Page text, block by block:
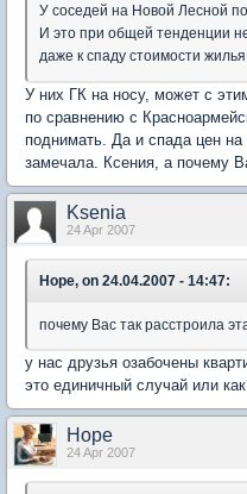
У соседей на Новой Лесной
И это при общей тенденции
даже к спаду стоимости жилья
У них ГК на носу, может с
по сравнению с
поднимать. Да и спада цен
замечала. Ксения, а почему
Ksenia
24 Apr 2007
Hope, on 24.04.2007 - 14:47:
почему Вас так расстроила
у нас друзья озабочены
это единичный случай или
Hope
24 Apr 2007